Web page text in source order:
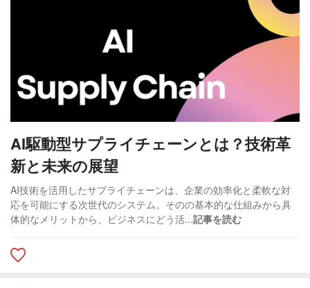
AI駆動型サプライチェーンとは？技術革
新と未来の展望
AI技術を活用したサプライチェーンは、企業の効率化と柔軟な対
応を可能にする次世代のシステム。そのの基本的な仕組みから具
体的なメリットから、ビジネスにどう活...記事を読む